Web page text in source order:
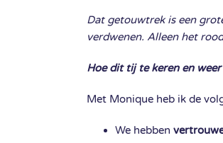
Dat getouwtrek is een
verdwenen. Alleen het
Hoe dit tij te keren en
Met Monique heb ik de
We hebben